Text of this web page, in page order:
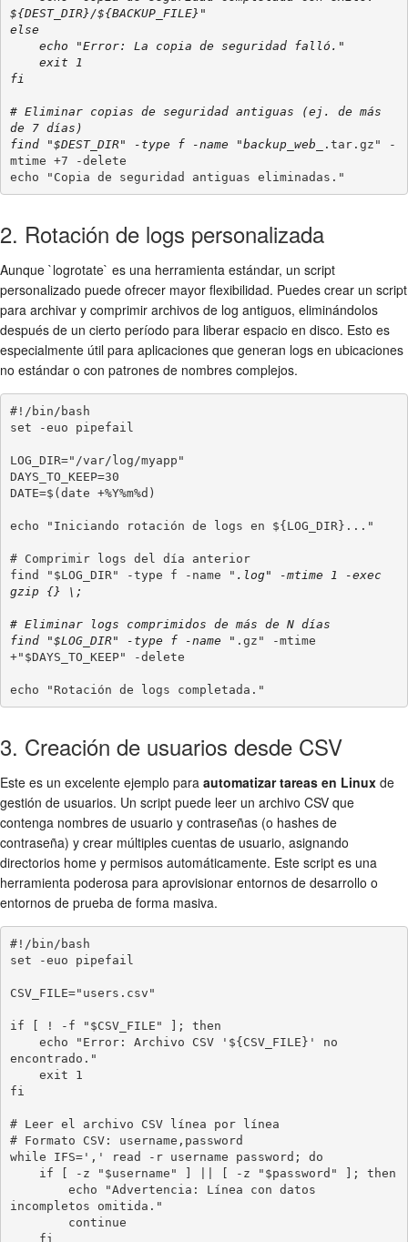
${DEST_DIR}/${BACKUP_FILE}"
else
fi
# Eliminar copias de seguridad antiguas (ej. de más
de 7 días)
find "$DEST_DIR" -type f -name "backup_web_
.tar.gz" -
mtime +7 -delete
2. Rotación de logs personalizada
Aunque `logrotate` es una herramienta estándar, un script
personalizado puede ofrecer mayor flexibilidad. Puedes crear un script
para archivar y comprimir archivos de log antiguos, eliminándolos
después de un cierto período para liberar espacio en disco. Esto es
especialmente útil para aplicaciones que generan logs en ubicaciones
no estándar o con patrones de nombres complejos.
#!/bin/bash
set -euo pipefail
LOG_DIR="/var/log/myapp"
DAYS_TO_KEEP=30
DATE=$(date +%Y%m%d)
echo "Iniciando rotación de logs en ${LOG_DIR}..."
# Comprimir logs del día anterior
find "$LOG_DIR" -type f -name " .log" -mtime 1 -exec
gzip {} \;
# Eliminar logs comprimidos de más de N días
find "$LOG_DIR" -type f -name " .gz" -mtime
+"$DAYS_TO_KEEP" -delete
3. Creación de usuarios desde CSV
Este es un excelente ejemplo para automatizar tareas en Linux de
gestión de usuarios. Un script puede leer un archivo CSV que
contenga nombres de usuario y contraseñas (o hashes de
contraseña) y crear múltiples cuentas de usuario, asignando
directorios home y permisos automáticamente. Este script es una
herramienta poderosa para aprovisionar entornos de desarrollo o
entornos de prueba de forma masiva.
#!/bin/bash
set -euo pipefail
CSV_FILE="users.csv"
if [ ! -f "$CSV_FILE" ]; then
encontrado."
fi
# Leer el archivo CSV línea por línea
# Formato CSV: username,password
while IFS=',' read -r username password; do
incompletos omitida."